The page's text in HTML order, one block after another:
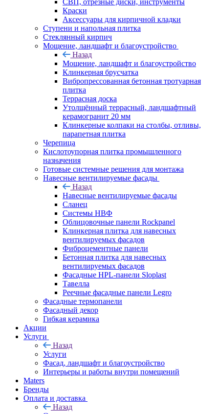
СВП, отрезные диски, инструменты
Краски
Аксессуары для кирпичной кладки
Ступени и напольная плитка
Cтеклянный кирпич
Мощение, ландшафт и благоустройство
Назад
Мощение, ландшафт и благоустройство
Клинкерная брусчатка
Вибропрессованная бетонная тротуарная
плитка
Террасная доска
Утолщённый террасный, ландшафтный
керамогранит 20 мм
Клинкерные колпаки на столбы, отливы,
парапетная плитка
Черепица
Кислотоупорная плитка промышленного
назначения
Готовые системные решения для монтажа
Навесные вентилируемые фасады
Назад
Навесные вентилируемые фасады
Сланец
Системы НВФ
Облицовочные панели Rockpanel
Клинкерная плитка для навесных
вентилируемых фасадов
Фиброцементные панели
Бетонная плитка для навесных
вентилируемых фасадов
Фасадные HPL-панели Sloplast
Тавелла
Реечные фасадные панели Legro
Фасадные термопанели
Фасадный декор
Гибкая керамика
Акции
Услуги
Назад
Услуги
Фасад, ландшафт и благоустройство
Интерьеры и работы внутри помещений
Maters
Бренды
Оплата и доставка
Назад